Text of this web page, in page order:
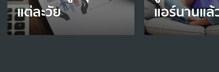
แต่ละวัย แอร์นานแล้